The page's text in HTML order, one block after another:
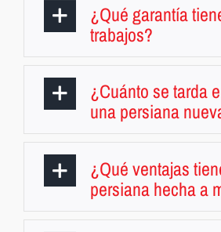
¿Qué garantía
trabajos?
¿Cuánto se tarda
una persiana
¿Qué ventajas
persiana hecha a